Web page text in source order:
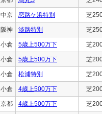
中京 恋路ケ浜特別 芝
阪神 淡路特別 芝
小倉 5歳上500万下 芝
小倉 5歳上500万下 芝
小倉 松浦特別 芝
小倉 4歳上500万下 芝
京都 4歳上500万下 芝